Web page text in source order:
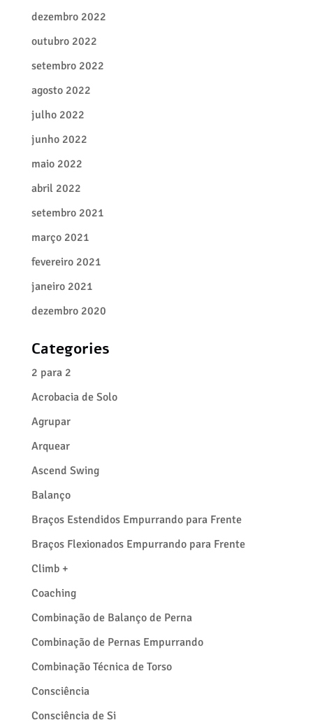
dezembro 2022
outubro 2022
setembro 2022
agosto 2022
julho 2022
junho 2022
maio 2022
abril 2022
setembro 2021
março 2021
fevereiro 2021
janeiro 2021
dezembro 2020
Categories
2 para 2
Acrobacia de Solo
Agrupar
Arquear
Ascend Swing
Balanço
Braços Estendidos Empurrando para Frente
Braços Flexionados Empurrando para Frente
Climb +
Coaching
Combinação de Balanço de Perna
Combinação de Pernas Empurrando
Combinação Técnica de Torso
Consciência
Consciência de Si